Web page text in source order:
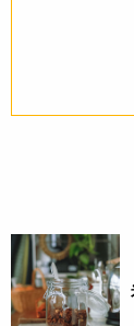
製造日から
コンタミネーシ
* 本品加工所